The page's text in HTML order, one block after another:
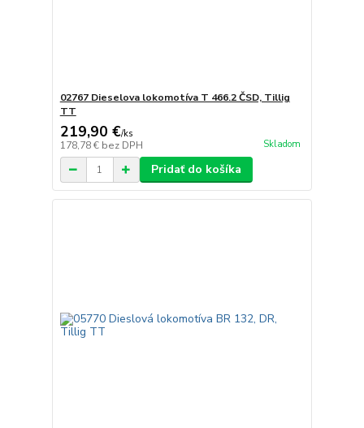
02767 Dieselova lokomotíva T 466.2 ČSD, Tillig
TT
219,90 €/ks
178,78 € bez DPH Skladom
Pridať do košíka